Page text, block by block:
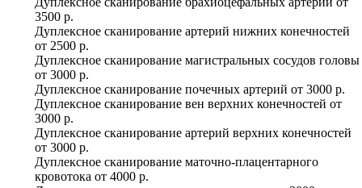
3500 р.
Дуплексное сканирование артерий нижних конечностей
от 2500 р.
Дуплексное сканирование магистральных сосудов головы
от 3000 р.
Дуплексное сканирование почечных артерий от 3000 р.
Дуплексное сканирование вен верхних конечностей от
3000 р.
Дуплексное сканирование артерий верхних конечностей
от 3000 р.
Дуплексное сканирование маточно-плацентарного
кровотока от 4000 р.